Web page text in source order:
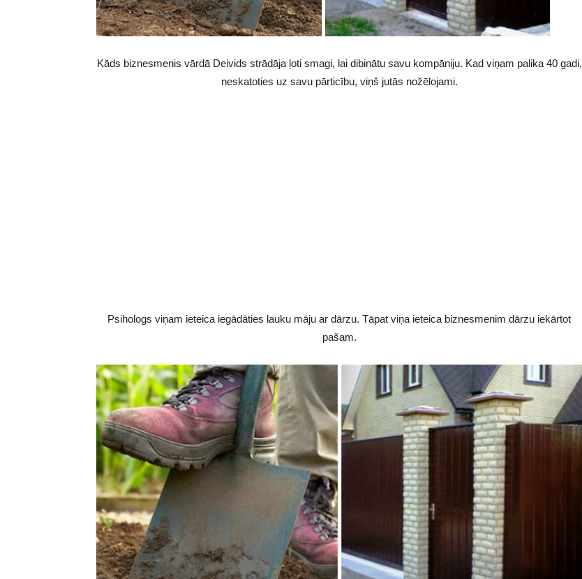
Kāds biznesmenis vārdā Deivids strādāja ļoti smagi, lai dibinātu savu kompāniju. Kad viņam palika 40 gadi,
neskatoties uz savu pārticību, viņš jutās nožēlojami.
Psihologs viņam ieteica iegādāties lauku māju ar dārzu. Tāpat viņa ieteica biznesmenim dārzu iekārtot
pašam.